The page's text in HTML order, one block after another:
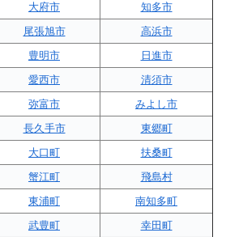
大府市
知多市
尾張旭市
高浜市
豊明市
日進市
愛西市
清須市
弥富市
みよし市
長久手市
東郷町
大口町
扶桑町
蟹江町
飛島村
東浦町
南知多町
武豊町
幸田町